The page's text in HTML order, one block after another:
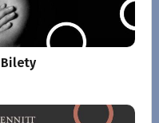
Bilety